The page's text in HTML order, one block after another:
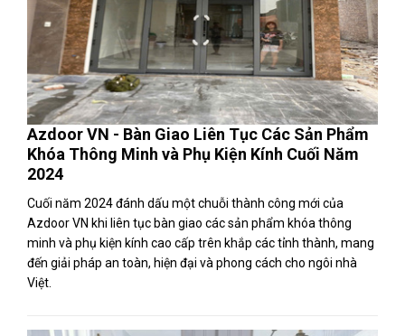
Azdoor VN - Bàn Giao Liên Tục Các Sản Phẩm
Khóa Thông Minh và Phụ Kiện Kính Cuối Năm
2024
Cuối năm 2024 đánh dấu một chuỗi thành công mới của
Azdoor VN khi liên tục bàn giao các sản phẩm khóa thông
minh và phụ kiện kính cao cấp trên khắp các tỉnh thành, mang
đến giải pháp an toàn, hiện đại và phong cách cho ngôi nhà
Việt.